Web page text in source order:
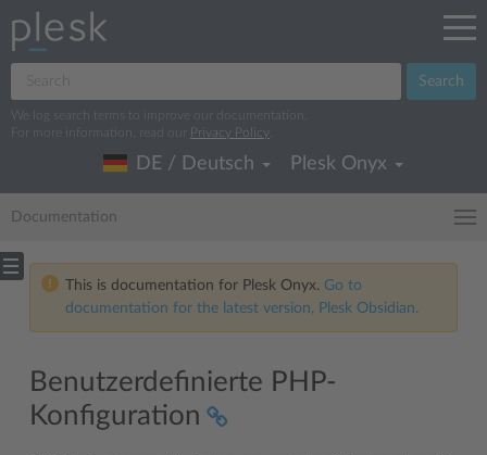
Search
We log search terms to improve our documentation.
For more information, read our
Privacy Policy
DE / Deutsch Plesk Onyx
Documentation
This is documentation for Plesk Onyx. Go to
documentation for the latest version, Plesk Obsidian.
Benutzerdefinierte PHP-
Konfiguration